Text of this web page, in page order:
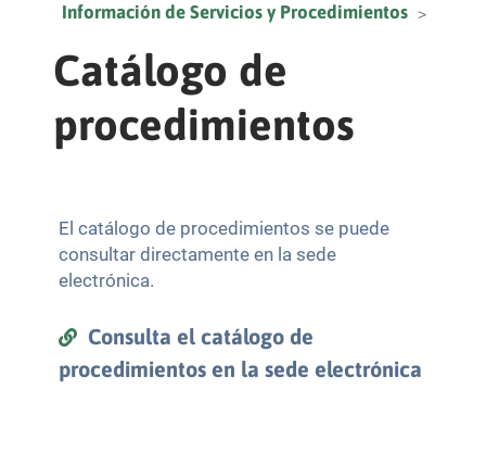
Información de Servicios y Procedimientos
Catálogo de
procedimientos
El catálogo de procedimientos se puede
consultar directamente en la sede
electrónica.
Consulta el catálogo de
procedimientos en la sede electrónica